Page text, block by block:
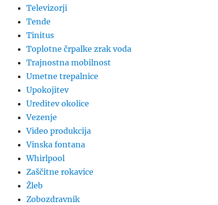
Televizorji
Tende
Tinitus
Toplotne črpalke zrak voda
Trajnostna mobilnost
Umetne trepalnice
Upokojitev
Ureditev okolice
Vezenje
Video produkcija
Vinska fontana
Whirlpool
Zaščitne rokavice
Žleb
Zobozdravnik